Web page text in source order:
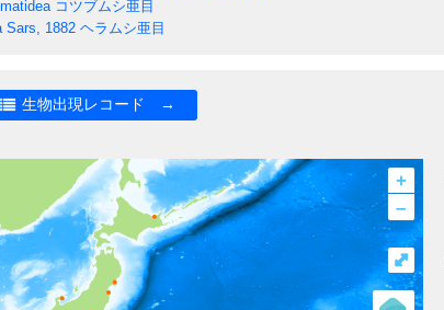
コツブムシ亜目
Sars, 1882 ヘラムシ亜目
生物出現レコード →
+
–
⤢